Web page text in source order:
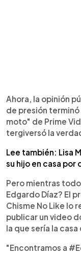
Ahora, la opinión
de presión
moto" de Prime
tergiversó la
Lee también: Lisa
su hijo en casa por
Pero mientras
Edgardo Díaz? El
Chisme No Like lo
publicar un video
la que sería la
"Encontramos a